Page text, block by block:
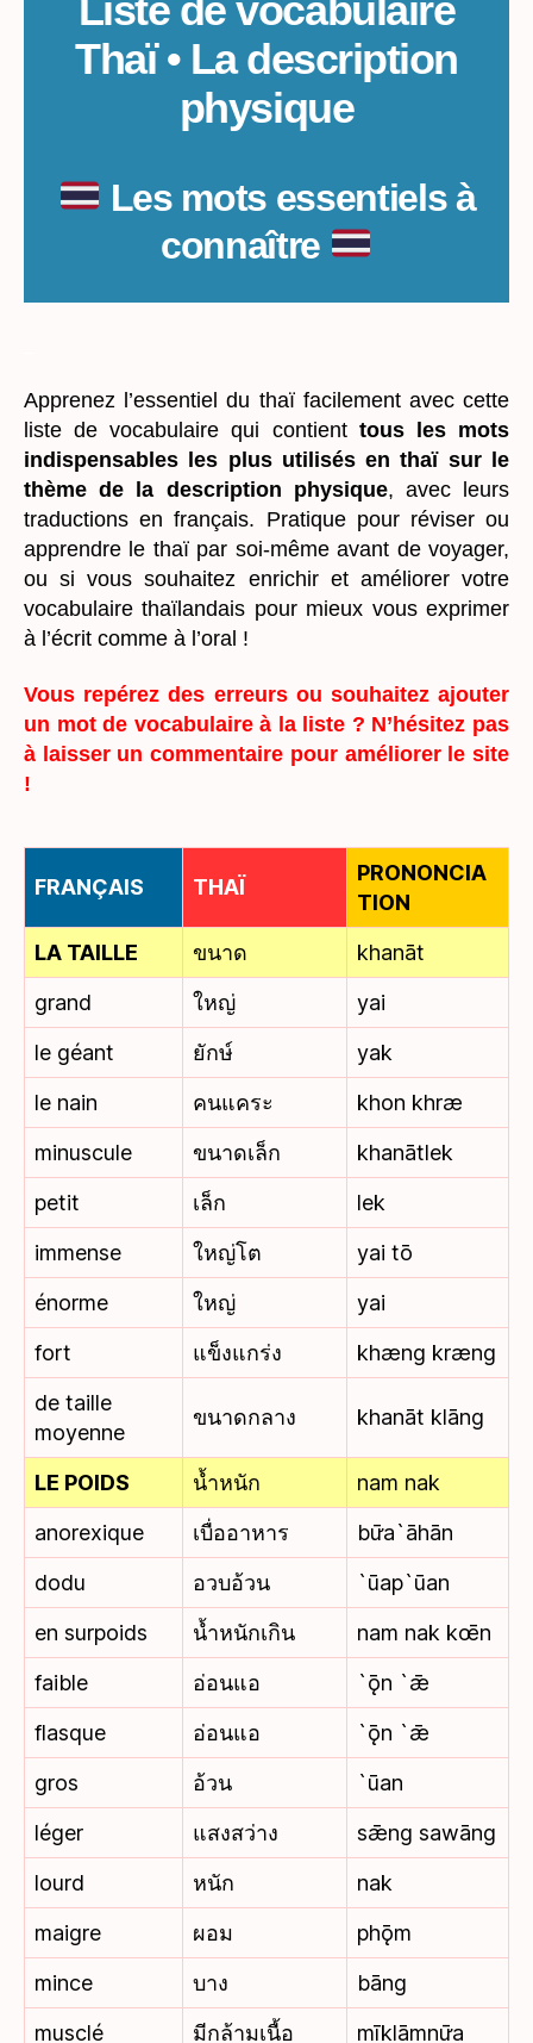
(PDF)
Thaï • La description
physique
Les mots essentiels à
connaître
Apprenez l’essentiel du thaï facilement avec cette
liste de vocabulaire qui contient tous les mots
indispensables les plus utilisés en thaï sur le
thème de la description physique, avec leurs
traductions en français. Pratique pour réviser ou
apprendre le thaï par soi-même avant de voyager,
ou si vous souhaitez enrichir et améliorer votre
vocabulaire thaïlandais pour mieux vous exprimer
à l’écrit comme à l’oral !
Vous repérez des erreurs ou souhaitez ajouter
un mot de vocabulaire à la liste ? N’hésitez pas
à laisser un commentaire pour améliorer le site
!
FRANÇAIS THAÏ
PRONONCIA
TION
LA TAILLE
ขนาด
khanāt
grand
ใหญ่
yai
le géant
ยักษ์
yak
le nain
คนแคระ
khon khræ
minuscule
ขนาดเล็ก
khanātlek
petit
เล็ก
lek
immense
ใหญ่โต
yai tō
énorme
ใหญ่
yai
fort
แข็งแกร่ง
khæng kræng
de taille
moyenne
ขนาดกลาง khanāt klāng
LE POIDS น้ำหนัก
nam nak
anorexique
เบื่ออาหาร
bư̄a`āhān
dodu
อวบอ้วน
`ūap`ūan
en surpoids
น้ำหนักเกิน
nam nak kœ̄n
faible
อ่อนแอ
`ǭn `ǣ
flasque
อ่อนแอ
`ǭn `ǣ
gros
อ้วน
`ūan
léger
แสงสว่าง
sǣng sawāng
lourd
หนัก
nak
maigre
ผอม
phǭm
mince
บาง
bāng
musclé
มีกล้ามเนื้อ mīklāmnư̄a